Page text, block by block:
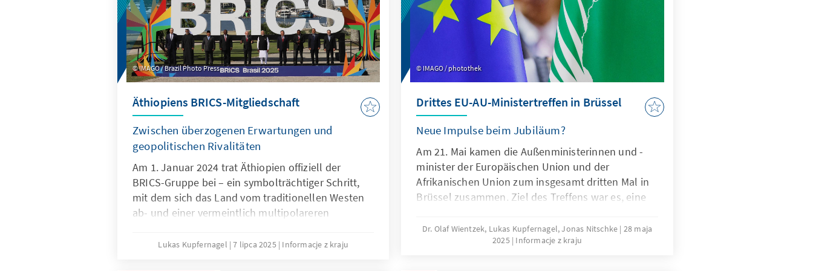
darunter beim Thema Migration oder Umgang mit
demokratischen Rückschritten – werden
gleichwohl nicht über Nacht verschwinden.
IMAGO / Brazil Photo Press
Äthiopiens BRICS-Mitgliedschaft
Zwischen überzogenen Erwartungen und
geopolitischen Rivalitäten
Am 1. Januar 2024 trat Äthiopien offiziell der
BRICS-Gruppe bei – ein symbolträchtiger Schritt,
mit dem sich das Land vom traditionellen Westen
ab- und einer vermeintlich multipolareren
Relations, 2024). Addis Abeba stilisierte den Beitritt
Lukas Kupfernagel 7 lipca 2025 Informacje z kraju
IMAGO / photothek
Drittes EU-AU-Ministertreffen in Brüssel
Neue Impulse beim Jubiläum?
Am 21. Mai kamen die Außenministerinnen und -
minister der Europäischen Union und der
Afrikanischen Union zum insgesamt dritten Mal in
Brüssel zusammen. Ziel des Treffens war es, eine
sechsten EU-AU-Gipfeltreffen im Februar 2022 [1]
zu ziehen. Zudem wollten beide Seiten eruieren,
Dr. Olaf Wientzek, Lukas Kupfernagel, Jonas Nitschke 28 maja
2025 Informacje z kraju